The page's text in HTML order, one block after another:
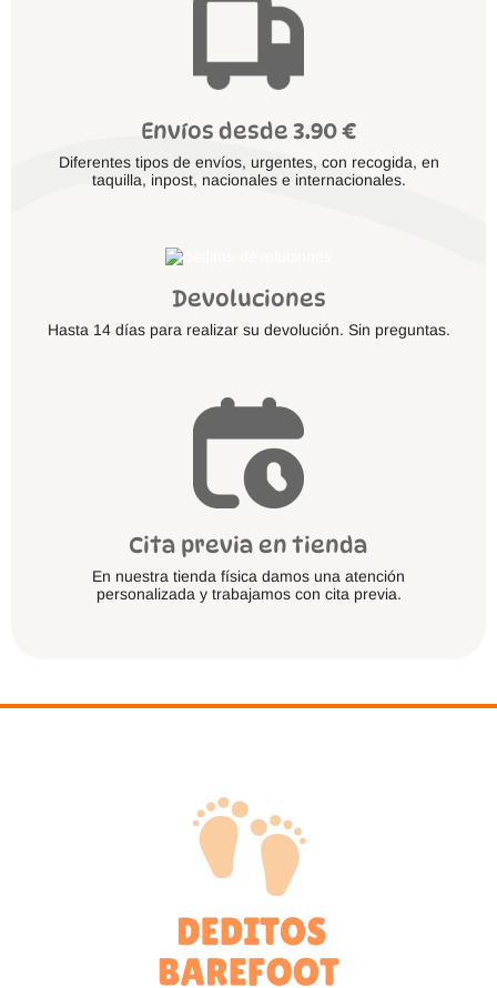
Envíos desde 3.90 €
Diferentes tipos de envíos, urgentes, con recogida, en
taquilla, inpost, nacionales e internacionales.
Devoluciones
Hasta 14 días para realizar su devolución. Sin preguntas.
Cita previa en tienda
En nuestra tienda física damos una atención
personalizada y trabajamos con cita previa.